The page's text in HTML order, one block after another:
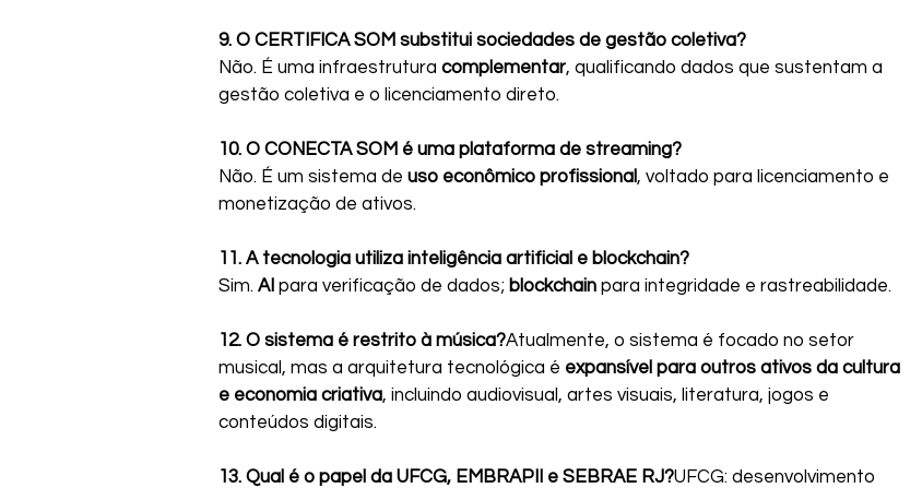
9. O CERTIFICA SOM substitui sociedades de gestão coletiva?
Não. É uma infraestrutura complementar, qualificando dados que sustentam a
gestão coletiva e o licenciamento direto.
10. O CONECTA SOM é uma plataforma de streaming?
Não. É um sistema de uso econômico profissional, voltado para licenciamento e
monetização de ativos.
11. A tecnologia utiliza inteligência artificial e blockchain?
Sim. AI para verificação de dados; blockchain para integridade e rastreabilidade.
12. O sistema é restrito à música?Atualmente, o sistema é focado no setor
musical, mas a arquitetura tecnológica é expansível para outros ativos da cultura
e economia criativa, incluindo audiovisual, artes visuais, literatura, jogos e
conteúdos digitais.
13. Qual é o papel da UFCG, EMBRAPII e SEBRAE RJ?UFCG: desenvolvimento